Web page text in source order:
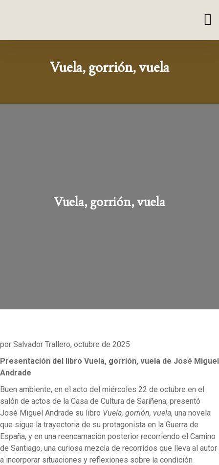
Vuela, gorrión, vuela
Vuela, gorrión, vuela
por Salvador Trallero, octubre de 2025
Presentación del libro Vuela, gorrión, vuela de José Miguel
Andrade
Buen ambiente, en el acto del miércoles 22 de octubre en el
salón de actos de la Casa de Cultura de Sariñena; presentó
José Miguel Andrade su libro Vuela, gorrión, vuela, una novela
que sigue la trayectoria de su protagonista en la Guerra de
España, y en una reencarnación posterior recorriendo el Camino
de Santiago, una curiosa mezcla de recorridos que lleva al autor
a incorporar situaciones y reflexiones sobre la condición